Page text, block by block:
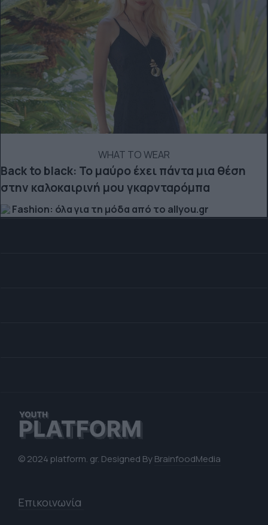
WHAT TO WEAR
Back to black: Το μαύρο έχει πάντα μια θέση
στην καλοκαιρινή μου γκαρνταρόμπα
Fashion: όλα για τη μόδα από το allyou.gr
© 2024 platform. gr. Designed ByBrainfoodMedia
Επικοινωνία